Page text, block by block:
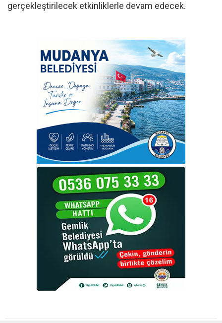
gerçekleştirilecek etkinliklerle devam edecek.